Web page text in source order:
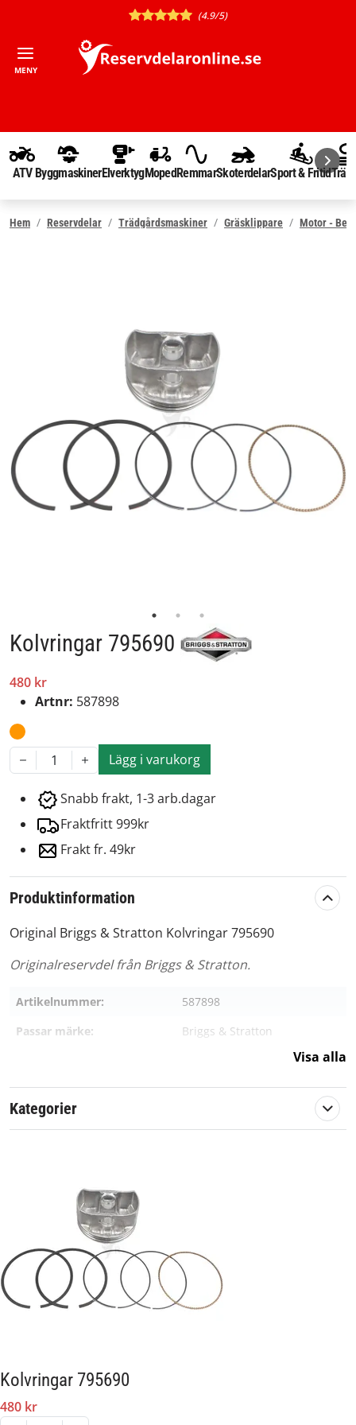
(4.9/5)
MENY
ATV ByggmaskinerElverktygMopedRemmarSkoterdelarSport & Fritid
Hem Reservdelar Trädgårdsmaskiner Gräsklippare Motor -
Kolvringar 795690
480 kr
Artnr: 587898
1 Lägg i varukorg
Snabb frakt, 1-3 arb.dagar
Fraktfritt 999kr
Frakt fr. 49kr
Produktinformation
Original Briggs & Stratton Kolvringar 795690
Originalreservdel från Briggs & Stratton.
Artikelnummer:
587898
Passar märke:
Briggs & Stratton
Visa alla
Kategorier
Kolvringar 795690
480 kr